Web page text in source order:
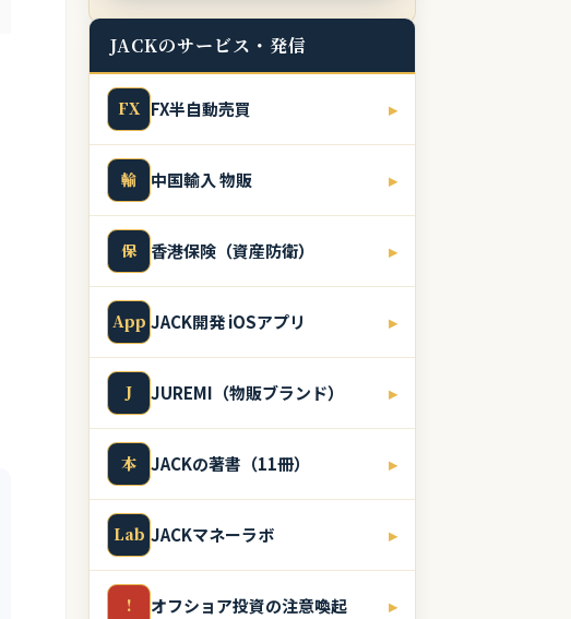
JACKのサービス・発信
FX FX半自動売買 ▸
輸 中国輸入 物販 ▸
保 香港保険（資産防衛） ▸
App JACK開発 iOSアプリ ▸
J JUREMI（物販ブランド） ▸
本 JACKの著書（11冊） ▸
Lab JACKマネーラボ ▸
! オフショア投資の注意喚起 ▸